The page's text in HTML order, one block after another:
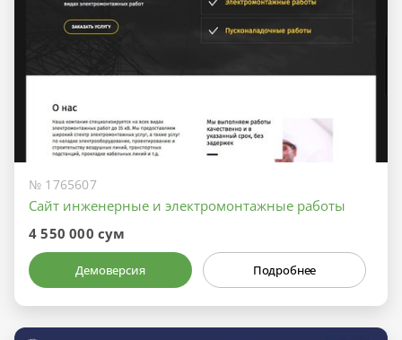
№ 1765607
Сайт инженерные и электромонтажные работы
4 550 000 сум
Демоверсия Подробнее